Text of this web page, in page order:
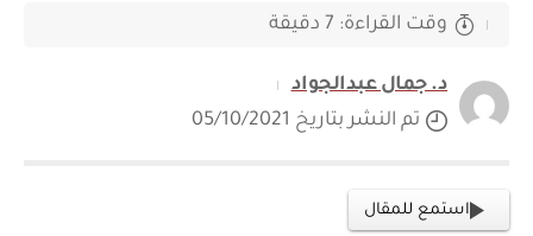
د. جمال عبدالجواد
تم النشر بتاريخ 05/10/2021
وقت القراءة: 7 دقيقة
استمع للمقال